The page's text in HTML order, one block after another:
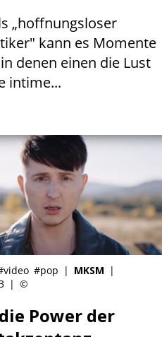
„hoffnungsloser
kann es Momente
denen einen die Lust
intime...
#pop | MKSM |
| ©
Power der